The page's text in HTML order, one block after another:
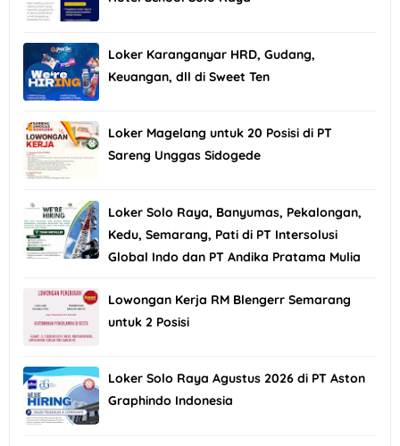
Loker Karanganyar HRD, Gudang,
Keuangan, dll di Sweet Ten
Loker Magelang untuk 20 Posisi di PT
Sareng Unggas Sidogede
Loker Solo Raya, Banyumas, Pekalongan,
Kedu, Semarang, Pati di PT Intersolusi
Global Indo dan PT Andika Pratama Mulia
Lowongan Kerja RM Blengerr Semarang
untuk 2 Posisi
Loker Solo Raya Agustus 2026 di PT Aston
Graphindo Indonesia